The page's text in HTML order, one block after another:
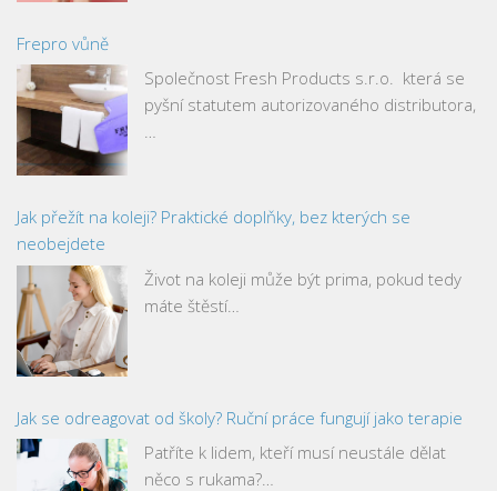
Frepro vůně
Společnost Fresh Products s.r.o. která se
pyšní statutem autorizovaného distributora,
…
Jak přežít na koleji? Praktické doplňky, bez kterých se
neobejdete
Život na koleji může být prima, pokud tedy
máte štěstí…
Jak se odreagovat od školy? Ruční práce fungují jako terapie
Patříte k lidem, kteří musí neustále dělat
něco s rukama?…